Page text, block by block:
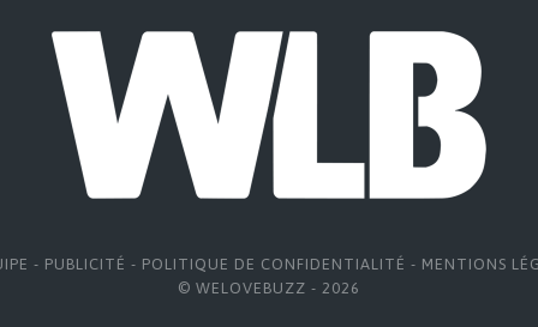
- PUBLICITÉ - POLITIQUE DE CONFIDENTIALITÉ - MENTIONS
© WELOVEBUZZ - 2026